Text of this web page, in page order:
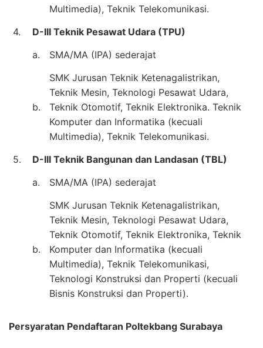
Multimedia), Teknik Telekomunikasi.
4.
D-III Teknik Pesawat Udara (TPU)
a.
SMA/MA (IPA) sederajat
b.
SMK Jurusan Teknik Ketenagalistrikan,
Teknik Mesin, Teknologi Pesawat Udara,
Teknik Otomotif, Teknik Elektronika. Teknik
Komputer dan Informatika (kecuali
Multimedia), Teknik Telekomunikasi.
5.
D-III Teknik Bangunan dan Landasan (TBL)
a.
SMA/MA (IPA) sederajat
b.
SMK Jurusan Teknik Ketenagalistrikan,
Teknik Mesin, Teknologi Pesawat Udara,
Teknik Otomotif, Teknik Elektronika, Teknik
Komputer dan Informatika (kecuali
Multimedia), Teknik Telekomunikasi,
Teknologi Konstruksi dan Properti (kecuali
Bisnis Konstruksi dan Properti).
Persyaratan Pendaftaran Poltekbang Surabaya